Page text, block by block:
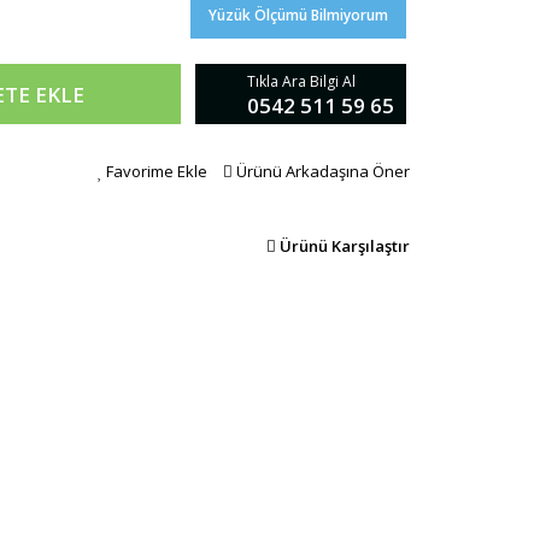
Yüzük Ölçümü Bilmiyorum
EKLE Tıkla Ara Bilgi Al
0542 511 59 65
Favorime Ekle Ürünü Arkadaşına Öner
Ürünü Karşılaştır